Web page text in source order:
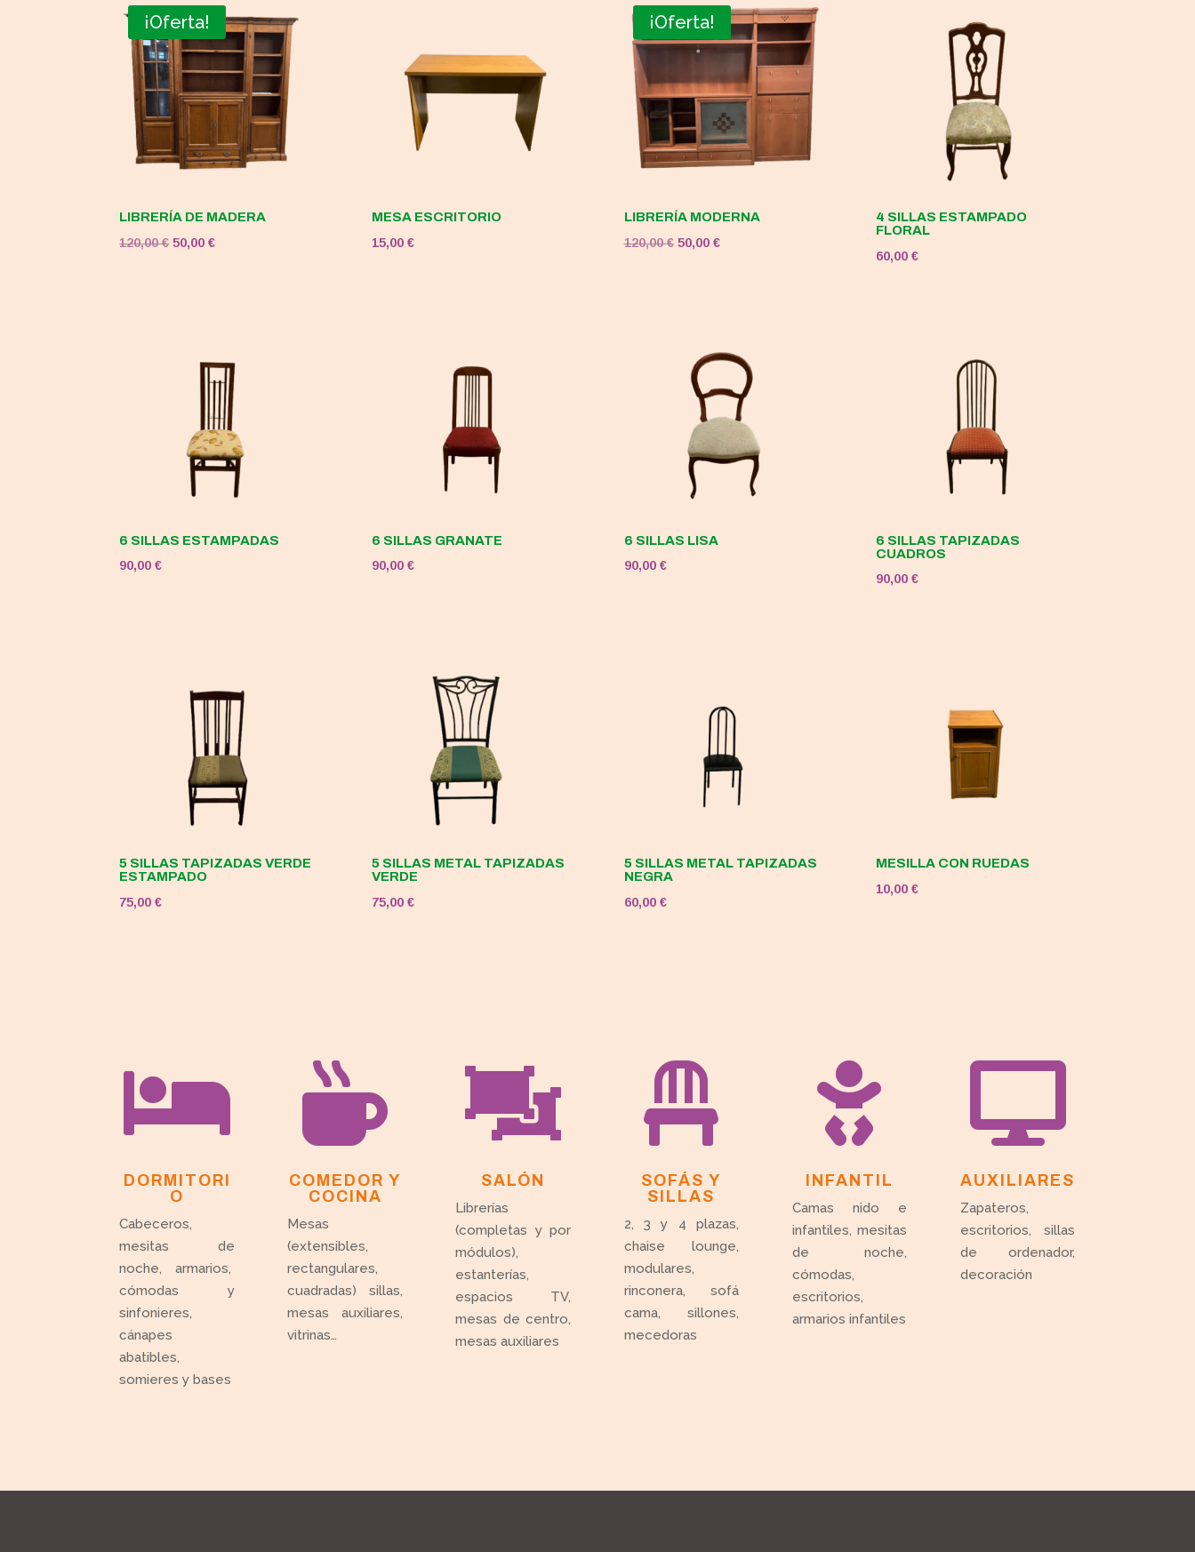
¡Oferta!
LIBRERÍA DE MADERA
120,00€ El
50,00€El
MESA ESCRITORIO
15,00 €
¡Oferta!
LIBRERÍA MODERNA
120,00€ El
50,00 €El
4 SILLAS ESTAMPADO
FLORAL
60,00€
6 SILLAS ESTAMPADAS
90,00€
6 SILLAS GRANATE
90,00 €
6 SILLAS LISA
90,00 €
6 SILLAS TAPIZADAS
CUADROS
90,00€
5 SILLAS TAPIZADAS VERDE
ESTAMPADO
75,00€
5 SILLAS METAL TAPIZADAS
VERDE
75,00 €
5 SILLAS METAL TAPIZADAS
NEGRA
60,00 €
MESILLA CON RUEDAS
10,00€

DORMITORI
O
Cabeceros,
mesitas de
noche, armarios,
cómodas y
sinfonieres,
cánapes
abatibles,
somieres y bases

COMEDOR Y
COCINA
Mesas
(extensibles,
rectangulares,
cuadradas) sillas,
mesas auxiliares,
vitrinas…

SALÓN
Librerías
(completas y por
módulos),
estanterías,
espacios TV,
mesas de centro,
mesas auxiliares

SOFÁS Y
SILLAS
2, 3 y 4 plazas,
chaise lounge,
modulares,
rinconera, sofá
cama, sillones,
mecedoras

INFANTIL
Camas nido e
infantiles, mesitas
de noche,
cómodas,
escritorios,
armarios infantiles

AUXILIARES
Zapateros,
escritorios, sillas
de ordenador,
decoración